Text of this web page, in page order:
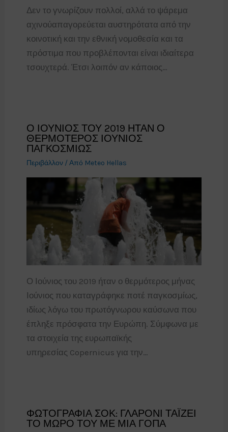
Δεν το γνωρίζουν πολλοί, αλλά το ψάρεμα
αχινούαπαγορεύεται αυστηρότατα από την
κοινοτική και την εθνική νομοθεσία και τα
πρόστιμα που προβλέπονται είναι ιδιαίτερα
τσουχτερά. Έτσι λοιπόν αν κάποιος…
Ο ΙΟΥΝΙΟΣ ΤΟΥ 2019 ΗΤΑΝ Ο
ΘΕΡΜΟΤΕΡΟΣ ΙΟΥΝΙΟΣ
ΠΑΓΚΟΣΜΙΩΣ
Περιβάλλον/ Από Meteo Hellas
Ο Ιούνιος του 2019 ήταν ο θερμότερος μήνας
Ιούνιος που καταγράφηκε ποτέ παγκοσμίως,
ιδίως λόγω του πρωτόγνωρου καύσωνα που
έπληξε πρόσφατα την Ευρώπη. Σύμφωνα με
τα στοιχεία της ευρωπαϊκής
υπηρεσίας Copernicus για την…
ΦΩΤΟΓΡΑΦΙΑ ΣΟΚ: ΓΛΑΡΟΝΙ ΤΑΪΖΕΙ
ΤΟ ΜΩΡΟ ΤΟΥ ΜΕ ΜΙΑ ΓΟΠΑ